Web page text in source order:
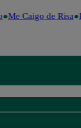
Me Caigo de Risa